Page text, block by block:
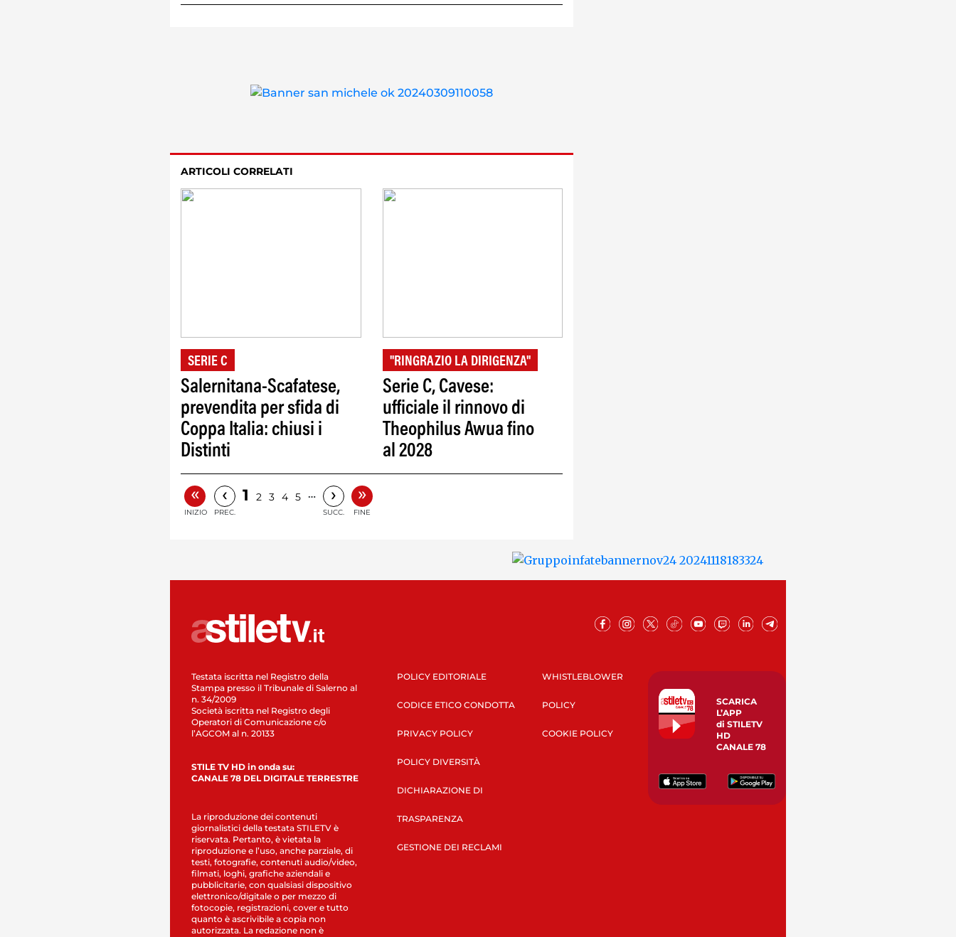
ARTICOLI CORRELATI
SERIE C
Salernitana-Scafatese,
prevendita per sfida di
Coppa Italia: chiusi i
Distinti
"RINGRAZIO LA DIRIGENZA"
Serie C, Cavese:
ufficiale il rinnovo di
Theophilus Awua fino
al 2028
«
INIZIO
‹
PREC.
1 2 3 4 5 … ›
SUCC.
»
FINE
Testata iscritta nel Registro della
Stampa presso il Tribunale di Salerno al
n. 34/2009
Società iscritta nel Registro degli
Operatori di Comunicazione c/o
l’AGCOM al n. 20133
STILE TV HD in onda su:
CANALE 78 DEL DIGITALE TERRESTRE
La riproduzione dei contenuti
giornalistici della testata STILETV è
riservata. Pertanto, è vietata la
riproduzione e l’uso, anche parziale, di
testi, fotografie, contenuti audio/video,
filmati, loghi, grafiche aziendali e
pubblicitarie, con qualsiasi dispositivo
elettronico/digitale o per mezzo di
fotocopie, registrazioni, cover e tutto
quanto è ascrivibile a copia non
autorizzata. La redazione non è
POLICY EDITORIALE
CODICE ETICO CONDOTTA
PRIVACY POLICY
POLICY DIVERSITÀ
DICHIARAZIONE DI
TRASPARENZA
GESTIONE DEI RECLAMI
WHISTLEBLOWER
POLICY
COOKIE POLICY
SCARICA
L’APP
di STILETV
HD
CANALE 78